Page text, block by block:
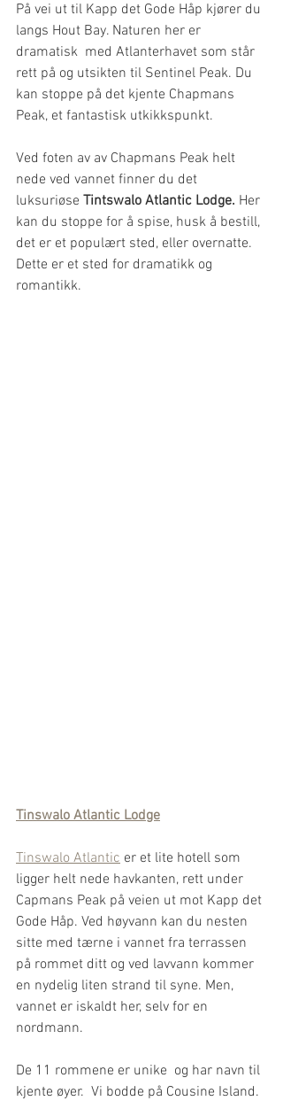
På vei ut til Kapp det Gode Håp kjører du
langs Hout Bay. Naturen her er
dramatisk  med Atlanterhavet som står
rett på og utsikten til Sentinel Peak. Du
kan stoppe på det kjente Chapmans
Peak, et fantastisk utkikkspunkt.
Ved foten av av Chapmans Peak helt
nede ved vannet finner du det
luksuriøse Tintswalo Atlantic Lodge. Her
kan du stoppe for å spise, husk å bestill,
det er et populært sted, eller overnatte.
Dette er et sted for dramatikk og
romantikk.
Tinswalo Atlantic Lodge
Tinswalo Atlantic er et lite hotell som
ligger helt nede havkanten, rett under
Capmans Peak på veien ut mot Kapp det
Gode Håp. Ved høyvann kan du nesten
sitte med tærne i vannet fra terrassen
på rommet ditt og ved lavvann kommer
en nydelig liten strand til syne. Men,
vannet er iskaldt her, selv for en
nordmann.
De 11 rommene er unike  og har navn til
kjente øyer.  Vi bodde på Cousine Island.